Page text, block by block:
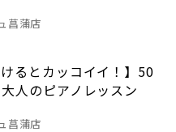
菖蒲店
けるとカッコイイ！】50
人のピアノレッスン
菖蒲店